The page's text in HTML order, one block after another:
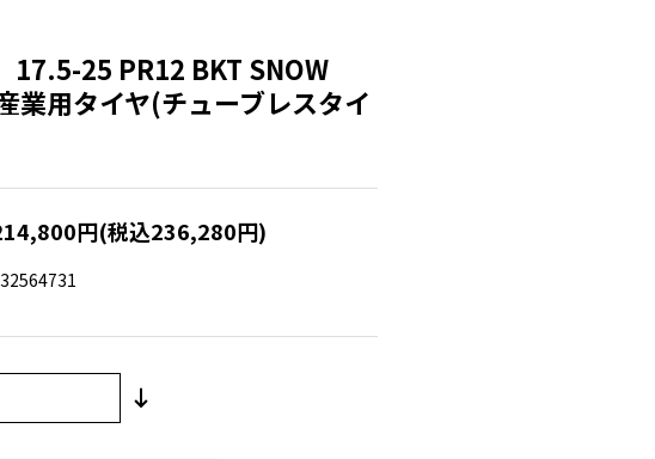
17.5-25 PR12 BKT SNOW
業用タイヤ(チューブレスタイ
円(税込236,280円)